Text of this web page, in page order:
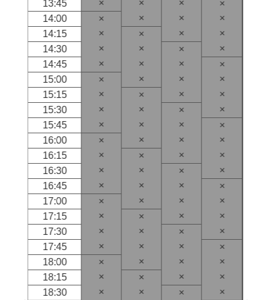
13:45
× × ×
×
14:00
× × ×
×
14:15
× × ×
×
14:30
× × ×
×
14:45
× × ×
×
15:00
× × ×
×
15:15
× × ×
×
15:30
× × ×
×
15:45
× × ×
×
16:00
× × ×
×
16:15
× × ×
×
16:30
× × ×
×
16:45
× × ×
×
17:00
× × ×
×
17:15
× × ×
×
17:30
× × ×
×
17:45
× × ×
×
18:00
× × ×
×
18:15
× × ×
×
18:30
× × ×
×